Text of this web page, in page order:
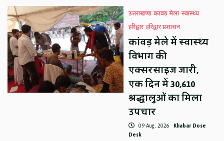
उत्तराखण्ड कावड़ मेला स्वास्थ्य
हरिद्वार हरिद्वार प्रशासन
कांवड़ मेले में स्वास्थ्य
विभाग की
एक्सरसाइज जारी,
एक दिन में 30,610
श्रद्धालुओं का मिला
उपचार
09 Aug, 2026 Khabar Dose
Desk